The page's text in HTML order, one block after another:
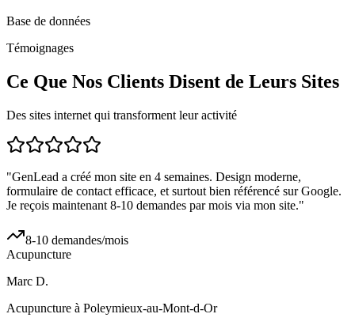
Base de données
Témoignages
Ce Que Nos Clients Disent de Leurs Sites
Des sites internet qui transforment leur activité
"GenLead a créé mon site en 4 semaines. Design moderne,
formulaire de contact efficace, et surtout bien référencé sur Google.
Je reçois maintenant 8-10 demandes par mois via mon site."
8-10 demandes/mois
Acupuncture
Marc D.
Acupuncture à Poleymieux-au-Mont-d-Or